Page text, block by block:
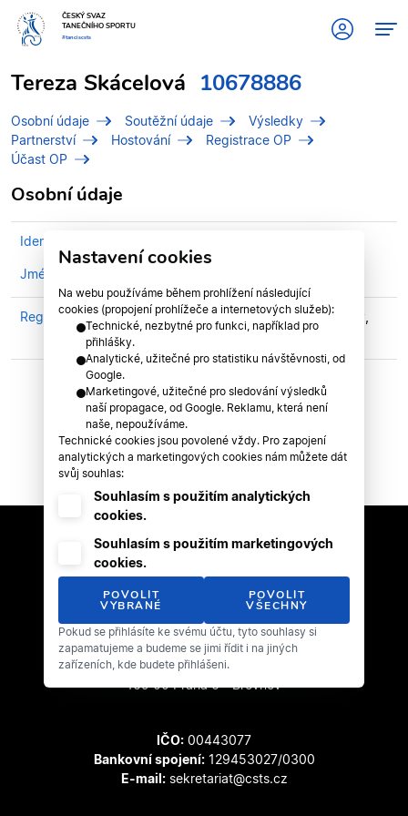
ČESKÝ SVAZ
TANEČNÍHO SPORTU
#tanciscsts
Tereza Skácelová 10678886
Osobní údaje Soutěžní údaje
Výsledky
Partnerství
Hostování
Registrace OP
Účast OP
Osobní údaje
Identifikační číslo (IDT)
Jméno
Registrován v klubu
TANEČNÍ KLUB H+L Vyškov,
Český svaz tanečního sportu
Zátopkova 100/2
169 00 Praha 6 - Břevnov
IČO: 00443077
Bankovní spojení:129453027/0300
E-mail:sekretariat@csts.cz
Nastavení cookies
Na webu používáme během prohlížení následující
cookies (propojení prohlížeče a internetových služeb):
Technické, nezbytné pro funkci, například pro
přihlášky.
Analytické, užitečné pro statistiku návštěvnosti, od
Google.
Marketingové, užitečné pro sledování výsledků
naší propagace, od Google. Reklamu, která není
naše, nepoužíváme.
Technické cookies jsou povolené vždy. Pro zapojení
analytických a marketingových cookies nám můžete dát
svůj souhlas:
Souhlasím s použitím analytických
cookies.
Souhlasím s použitím marketingových
cookies.
POVOLIT
VYBRANÉ
POVOLIT
VŠECHNY
Pokud se přihlásíte ke svému účtu, tyto souhlasy si
zapamatujeme a budeme se jimi řídit i na jiných
zařízeních, kde budete přihlášeni.